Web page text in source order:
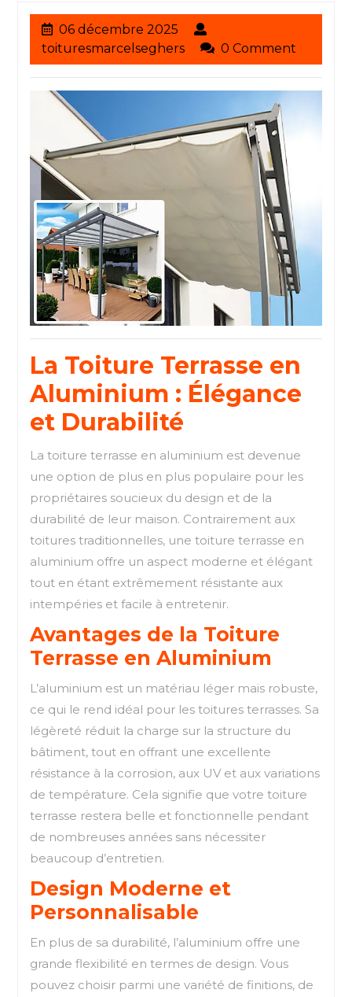
06 décembre 2025
décembre
2025
toituresmarcelsegherstoituresmarcelseghers
0 Comment
La Toiture Terrasse en
Aluminium : Élégance
et Durabilité
La toiture terrasse en aluminium est devenue
une option de plus en plus populaire pour les
propriétaires soucieux du design et de la
durabilité de leur maison. Contrairement aux
toitures traditionnelles, une toiture terrasse en
aluminium offre un aspect moderne et élégant
tout en étant extrêmement résistante aux
intempéries et facile à entretenir.
Avantages de la Toiture
Terrasse en Aluminium
L’aluminium est un matériau léger mais robuste,
ce qui le rend idéal pour les toitures terrasses. Sa
légèreté réduit la charge sur la structure du
bâtiment, tout en offrant une excellente
résistance à la corrosion, aux UV et aux variations
de température. Cela signifie que votre toiture
terrasse restera belle et fonctionnelle pendant
de nombreuses années sans nécessiter
beaucoup d’entretien.
Design Moderne et
Personnalisable
En plus de sa durabilité, l’aluminium offre une
grande flexibilité en termes de design. Vous
pouvez choisir parmi une variété de finitions, de